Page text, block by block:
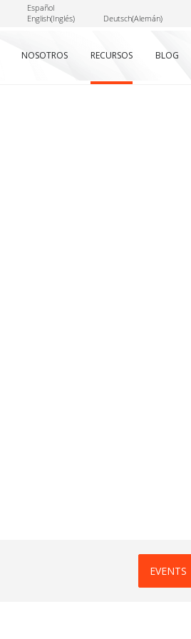
Español
English(Inglés) Deutsch(Alemán)
NOSOTROS RECURSOS BLOG
EVENTS